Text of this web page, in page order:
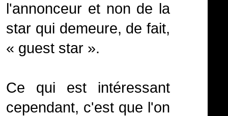
l'annonceur et non de la
star qui demeure, de fait,
« guest star ».
Ce qui est intéressant
cependant, c'est que l'on